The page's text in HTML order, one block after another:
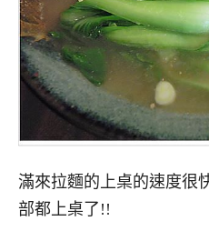
滿來拉麵的上桌的速度很
部都上桌了!!